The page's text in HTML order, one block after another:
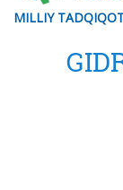
MILLIY